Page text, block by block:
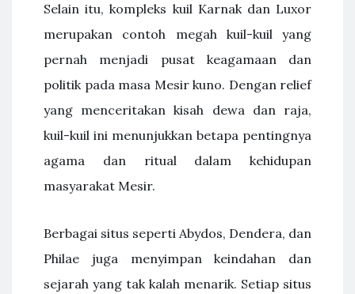
Selain itu, kompleks kuil Karnak dan Luxor
merupakan contoh megah kuil-kuil yang
pernah menjadi pusat keagamaan dan
politik pada masa Mesir kuno. Dengan relief
yang menceritakan kisah dewa dan raja,
kuil-kuil ini menunjukkan betapa pentingnya
agama dan ritual dalam kehidupan
masyarakat Mesir.
Berbagai situs seperti Abydos, Dendera, dan
Philae juga menyimpan keindahan dan
sejarah yang tak kalah menarik. Setiap situs